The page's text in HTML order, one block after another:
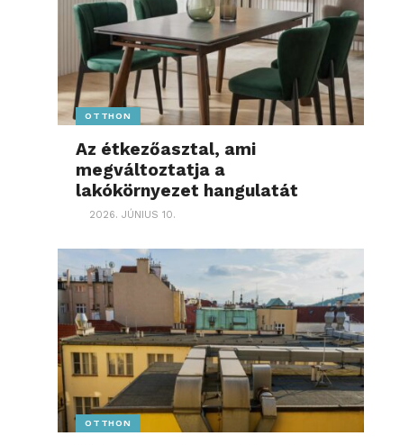
OTTHON
Az étkezőasztal, ami
megváltoztatja a
lakókörnyezet hangulatát
2026. JÚNIUS 10.
OTTHON